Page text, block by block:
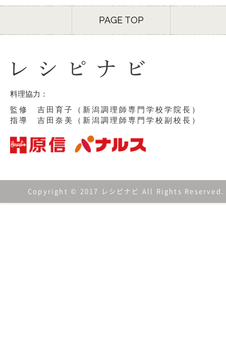
PAGE TOP
料理協力：
監修 吉田育子（新潟調理師専門学校学院長）
指導 吉田奈美（新潟調理師専門学校副校長）
Copyright © 2017 レシピナビ All Rights Reserved.